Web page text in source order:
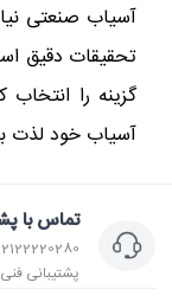
آسیاب صنعتی
تحقیقات دقیق
گزینه را
آسیاب خود لذت
تماس با
- 02122220282 - 09101790036 - 09199975511
پشتیبانی فنی: